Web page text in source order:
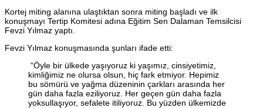
Kortej miting alanına ulaştıktan sonra miting başladı ve ilk
konuşmayı Tertip Komitesi adına Eğitim Sen Dalaman Temsilcisi
Fevzi Yılmaz yaptı.
Fevzi Yılmaz konuşmasında şunları ifade etti:
“Öyle bir ülkede yaşıyoruz ki yaşımız, cinsiyetimiz,
kimliğimiz ne olursa olsun, hiç fark etmiyor. Hepimiz
bu sömürü ve yağma düzeninin çarkları arasında her
gün daha fazla eziliyoruz. Her geçen gün daha fazla
yoksullaşıyor, sefalete itiliyoruz. Bu yüzden ülkemizde